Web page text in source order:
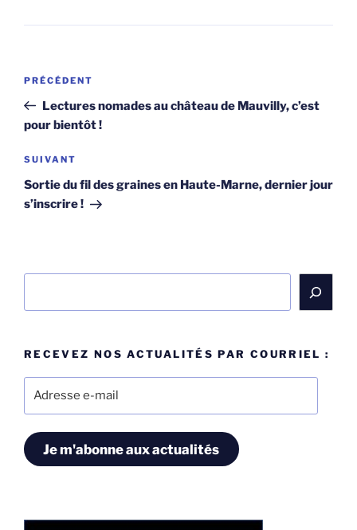
Navigation
l’article
Article
précédent
PRÉCÉDENT
Lectures nomades au château de Mauvilly, c’est
pour bientôt !
Article
suivant
SUIVANT
Sortie du fil des graines en Haute-Marne, dernier jour
s’inscrire !
RECEVEZ NOS ACTUALITÉS PAR COURRIEL :
Je m'abonne aux actualités